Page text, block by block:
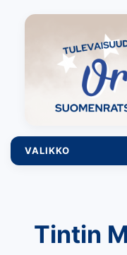
VALIKKO
Tintin